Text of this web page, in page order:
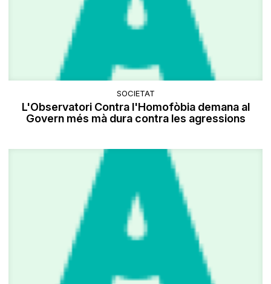
SOCIETAT
L'Observatori Contra l'Homofòbia demana al
Govern més mà dura contra les agressions